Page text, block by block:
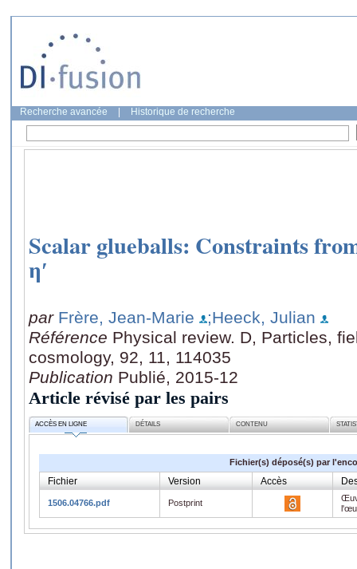
Recherche avancée Historique de recherche
Scalar glueballs: Constraints
η′
par Frère, Jean-Marie
;Heeck, Julian
Référence Physical review. D, Particles,
cosmology, 92, 11, 114035
Publication Publié, 2015-12
Article révisé par les pairs
ACCÈS EN LIGNE DÉTAILS CONTENU
Fichier(s) déposé(s) par
Fichier Version Accès
1506.04766.pdf Postprint